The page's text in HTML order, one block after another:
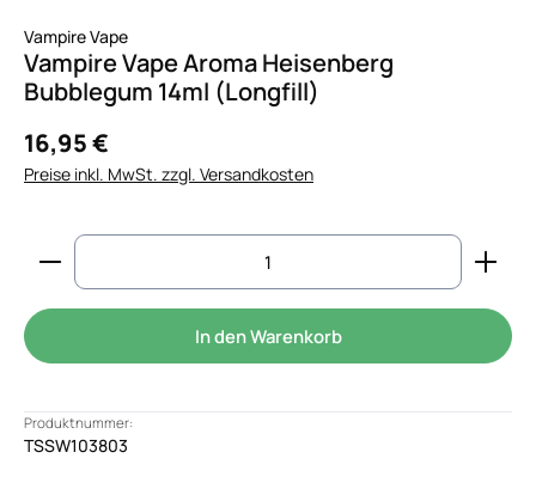
Vampire Vape
Vampire Vape Aroma Heisenberg
Bubblegum 14ml (Longfill)
16,95 €
Preise inkl. MwSt. zzgl. Versandkosten
Produkt Anzahl: Gib den gewünschten Wert
In den Warenkorb
Produktnummer:
TSSW103803